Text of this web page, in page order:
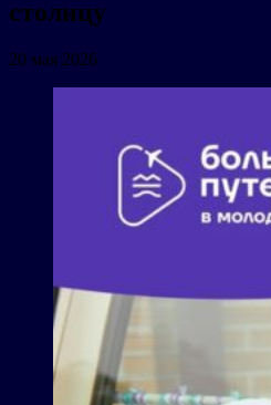
столицу
20 мая 2026